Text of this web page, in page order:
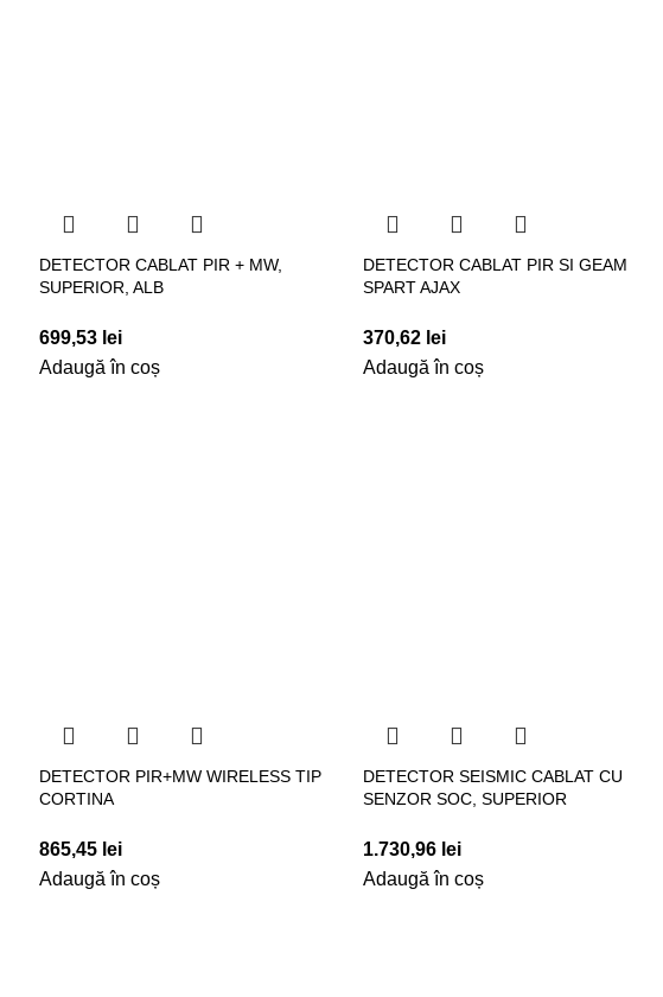
DETECTOR CABLAT PIR + MW,
SUPERIOR, ALB
699,53 lei
Adaugă în coș
DETECTOR CABLAT PIR SI GEAM
SPART AJAX
370,62 lei
Adaugă în coș
DETECTOR PIR+MW WIRELESS TIP
CORTINA
865,45 lei
Adaugă în coș
DETECTOR SEISMIC CABLAT CU
SENZOR SOC, SUPERIOR
1.730,96 lei
Adaugă în coș